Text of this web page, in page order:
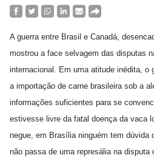
A guerra entre Brasil e Canadá,
mostrou a face selvagem das disputas
internacional. Em uma atitude inédita, o
a importação de carne brasileira sob a
informações suficientes para se
estivesse livre da fatal doença da vaca
negue, em Brasília ninguém tem dúvida
não passa de uma represália na